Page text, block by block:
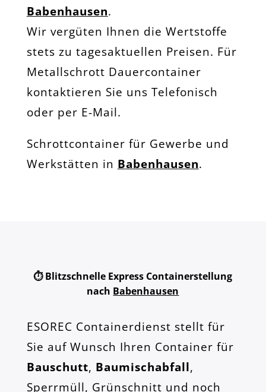
Babenhausen.
Wir vergüten Ihnen die Wertstoffe
stets zu tagesaktuellen Preisen. Für
Metallschrott Dauercontainer
kontaktieren Sie uns Telefonisch
oder per E-Mail.
Schrottcontainer für Gewerbe und
Werkstätten in Babenhausen.
⏱️ Blitzschnelle Express Containerstellung
nach Babenhausen
ESOREC Containerdienst stellt für
Sie auf Wunsch Ihren Container für
Bauschutt, Baumischabfall,
Sperrmüll, Grünschnitt und noch